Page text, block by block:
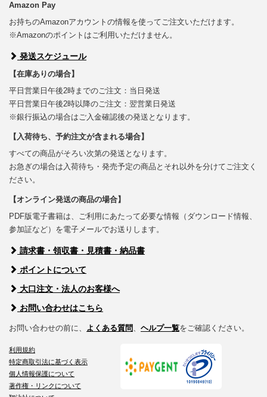
Amazon Pay
お持ちのAmazonアカウントの情報を使ってご注文いただけます。
※Amazonのポイントはご利用いただけません。
発送スケジュール
【在庫ありの場合】
平日営業日午後2時までのご注文：当日発送
平日営業日午後2時以降のご注文：翌営業日発送
※銀行振込の場合はご入金確認後の発送となります。
【入荷待ち、予約注文が含まれる場合】
すべての商品がそろい次第の発送となります。
お急ぎの場合は入荷待ち・発売予定の商品とそれ以外を分けてご注文く
ださい。
【オンライン発送の商品の場合】
PDF版電子書籍は、ご利用にあたって必要な情報（ダウンロード情報、
参加証など）を電子メールでお送りします。
請求書・領収書・見積書・納品書
ポイントについて
大口注文・法人のお客様へ
お問い合わせはこちら
お問い合わせの前に、 よくある質問、 ヘルプ一覧をご確認ください。
利用規約
特定商取引法に基づく表示
個人情報保護について
著作権・リンクについて